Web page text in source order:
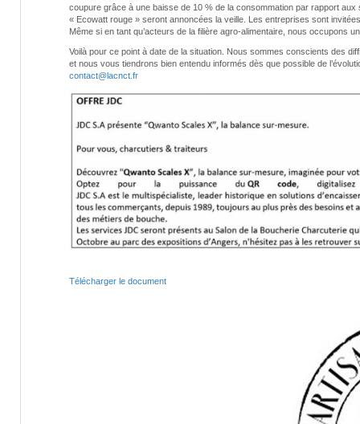
coupure grâce à une baisse de 10 % de la consommation par rapport
« Ecowatt rouge » seront annoncées la veille. Les entreprises sont
Même si en tant qu’acteurs de la filière agro-alimentaire, nous occupons
Voilà pour ce point à date de la situation. Nous sommes conscients des
et nous vous tiendrons bien entendu informés dès que possible de
contact@lacnct.fr
Télécharger le document